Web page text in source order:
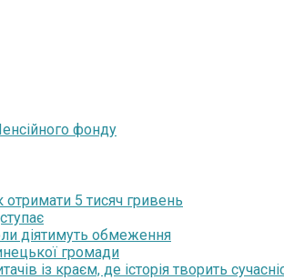
фонду
5 тисяч гривень
діятимуть обмеження
громади
із краєм, де історія творить